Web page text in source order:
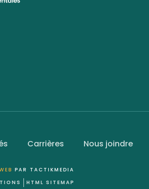
Carrières Nous joindre
PAR TACTIKMEDIA
HTML SITEMAP